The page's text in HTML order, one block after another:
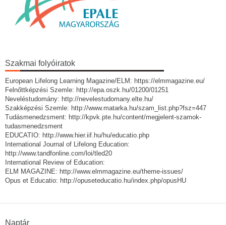
Szakmai folyóiratok
European Lifelong Learning Magazine/ELM: https://elmmagazine.eu/
Felnőttképzési Szemle: http://epa.oszk.hu/01200/01251
Neveléstudomány: http://nevelestudomany.elte.hu/
Szakképzési Szemle: http://www.matarka.hu/szam_list.php?fsz=447
Tudásmenedzsment: http://kpvk.pte.hu/content/megjelent-szamok-
tudasmenedzsment
EDUCATIO: http://www.hier.iif.hu/hu/educatio.php
International Journal of Lifelong Education:
http://www.tandfonline.com/loi/tled20
International Review of Education:
ELM MAGAZINE: http://www.elmmagazine.eu/theme-issues/
Opus et Educatio: http://opuseteducatio.hu/index.php/opusHU
Naptár